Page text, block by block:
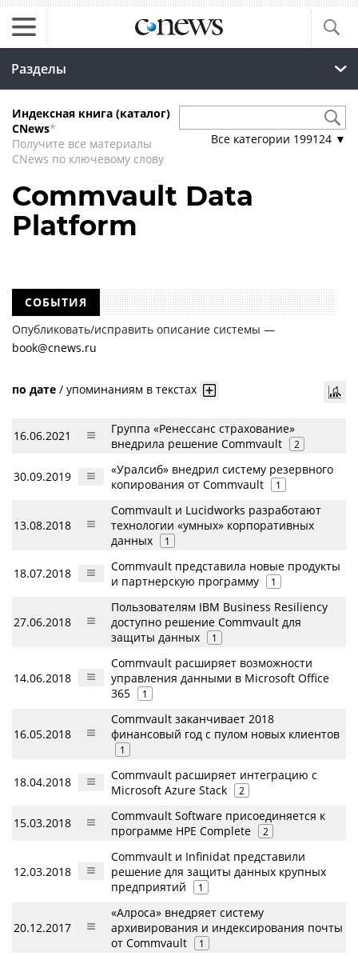
Разделы
Индексная книга (каталог)
CNews*
Получите все материалы
CNews по ключевому слову
Все категории 199124 ▼
Commvault Data
Platform
СОБЫТИЯ
Опубликовать/исправить описание системы —
book@cnews.ru
по дате / упоминаниям в текстах
16.06.2021
Группа «Ренессанс страхование»
внедрила решение Commvault
2
30.09.2019
«Уралсиб» внедрил систему резервного
копирования от Commvault
1
13.08.2018
Commvault и Lucidworks разработают
технологии «умных» корпоративных
данных
1
18.07.2018
Commvault представила новые продукты
и партнерскую программу
1
27.06.2018
Пользователям IBM Business Resiliency
доступно решение Commvault для
защиты данных
1
14.06.2018
Commvault расширяет возможности
управления данными в Microsoft Office
365
1
16.05.2018
Commvault заканчивает 2018
финансовый год с пулом новых клиентов
1
18.04.2018
Commvault расширяет интеграцию с
Microsoft Azure Stack
2
15.03.2018
Commvault Software присоединяется к
программе HPE Complete
2
12.03.2018
Commvault и Infinidat представили
решение для защиты данных крупных
предприятий
1
20.12.2017
«Алроса» внедряет систему
архивирования и индексирования почты
от Commvault
1